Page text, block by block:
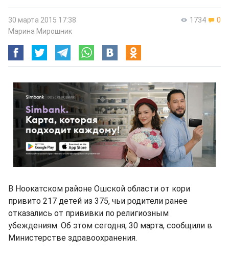
1734 0
30 марта 2015 17:38
Марина Мирошник
В Ноокатском районе Ошской области от кори
привито 217 детей из 375, чьи родители ранее
отказались от прививки по религиозным
убеждениям. Об этом сегодня, 30 марта, сообщили в
Министерстве здравоохранения.